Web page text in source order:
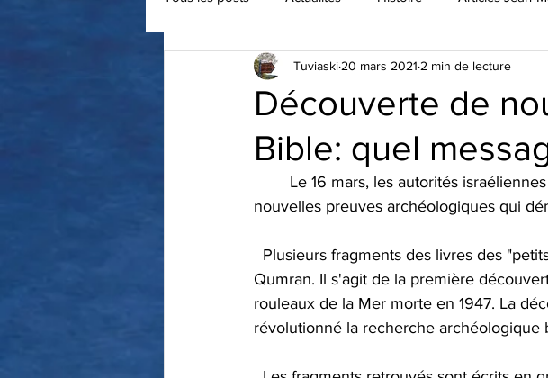
Interviews
Découverte de
Bible: quel
Tuviaski 20 mars 2021 2 min de lecture
nouvelles preuves archéologiques qui
Qumran. Il s'agit de la première
rouleaux de la Mer morte en 1947. La
révolutionné la recherche archéologique